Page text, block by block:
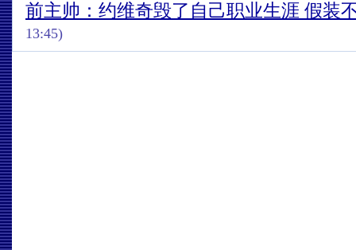
前主帅：约维奇毁了自己职业生涯 假装
13:45)